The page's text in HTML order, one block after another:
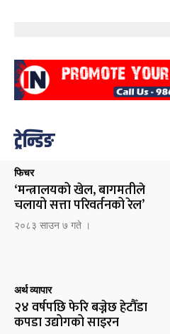
ट्रेन्डिङ
फिचर
‘मन्त्रालयको खेल, बागमतीले
चलायो सत्ता परिवर्तनको रेल’
२०८३ साउन ७ गते ।
अर्थ व्यापार
२४ वर्षपछि फेरि बज्नेछ हेटौँडा
कपडा उद्योगको साइरन